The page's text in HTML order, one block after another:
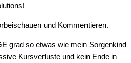
und Kommentieren.
grad so etwas wie mein Sorgenkind
Kursverluste und kein Ende in